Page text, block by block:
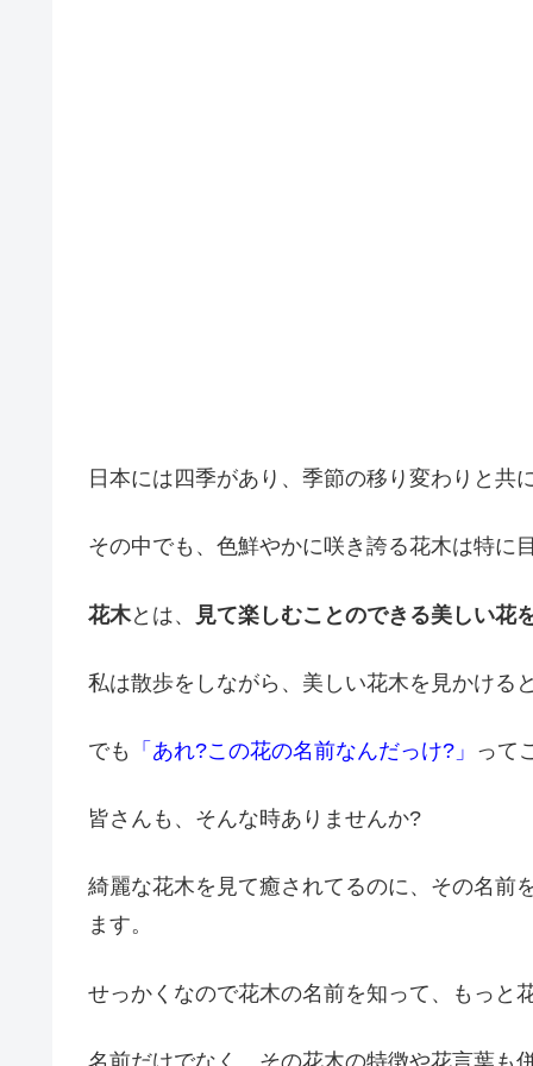
日本には四季があり、季節の移り変わりと共
その中でも、色鮮やかに咲き誇る花木は特に
花木とは、 見て楽しむことのできる美しい花
私は散歩をしながら、美しい花木を見かける
でも 「あれ?この花の名前なんだっけ?」 って
皆さんも、そんな時ありませんか?
綺麗な花木を見て癒されてるのに、その名前
ます。
せっかくなので花木の名前を知って、もっと
名前だけでなく、その花木の特徴や花言葉も